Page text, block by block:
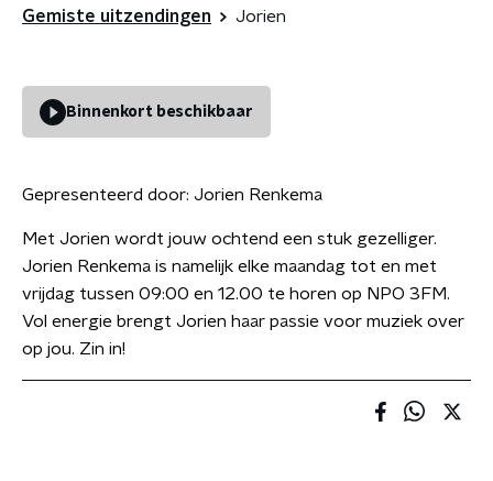
Gemiste uitzendingen Jorien
Binnenkort beschikbaar
Gepresenteerd door: Jorien Renkema
Met Jorien wordt jouw ochtend een stuk gezelliger.
Jorien Renkema is namelijk elke maandag tot en met
vrijdag tussen 09:00 en 12.00 te horen op NPO 3FM.
Vol energie brengt Jorien haar passie voor muziek over
op jou. Zin in!